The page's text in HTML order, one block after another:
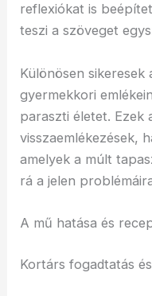
reflexiókat is
teszi a szöveget
Különösen
gyermekkori
paraszti életet. Ezek
visszaemlékezések,
amelyek a múlt
rá a jelen
A mű hatása és
Kortárs fogadtatás